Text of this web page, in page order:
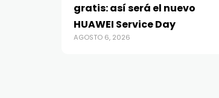
gratis: así será el nuevo
HUAWEI Service Day
AGOSTO 6, 2026